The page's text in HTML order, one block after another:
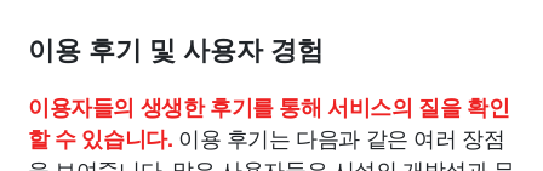
이용 후기 및 사용자 경험
이용자들의 생생한 후기를 통해 서비스의 질을 확인
할 수 있습니다. 이용 후기는 다음과 같은 여러 장점